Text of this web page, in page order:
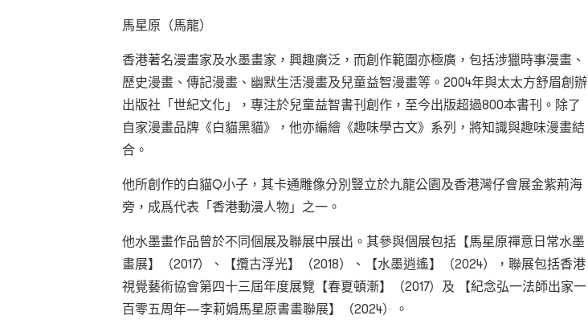
馬星原（馬龍）
香港著名漫畫家及水墨畫家，興趣廣泛，而創作範圍亦極廣，包括涉獵時事漫畫、
歷史漫畫、傳記漫畫、幽默生活漫畫及兒童益智漫畫等。2004年與太太方舒眉創辦
出版社「世紀文化」，專注於兒童益智書刊創作，至今出版超過800本書刊。除了
自家漫畫品牌《白貓黑貓》，他亦編繪《趣味學古文》系列，將知識與趣味漫畫結
合。
他所創作的白貓Q小子，其卡通雕像分別豎立於九龍公園及香港灣仔會展金紫荊海
旁，成爲代表「香港動漫人物」之一。
他水墨畫作品曾於不同個展及聯展中展出。其參與個展包括【馬星原禪意日常水墨
畫展】（2017）、【攬古浮光】（2018）、【水墨逍遙】（2024），聯展包括香港
視覺藝術協會第四十三屆年度展覽【春夏頓漸】（2017）及 【紀念弘一法師出家一
百零五周年—李莉娟馬星原書畫聯展】（2024）。